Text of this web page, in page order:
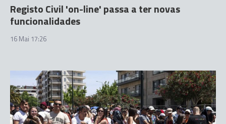
Registo Civil 'on-line' passa a ter novas
funcionalidades
16 Mai 17:26